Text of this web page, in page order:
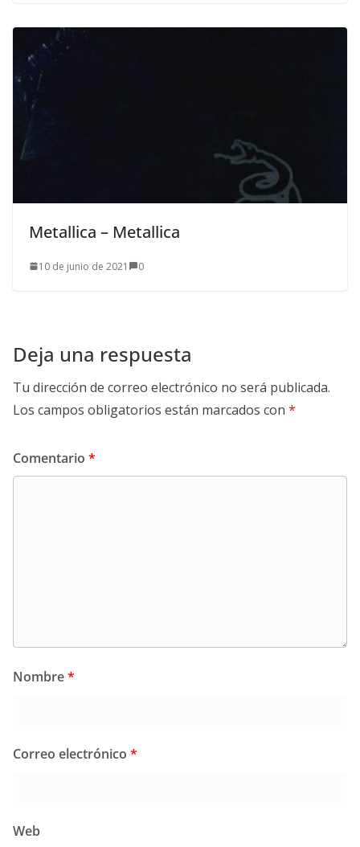
Metallica – Metallica
10 de junio de 2021 0
Deja una respuesta
Tu dirección de correo electrónico no será publicada.
Los campos obligatorios están marcados con *
Comentario *
Nombre*
Correo electrónico *
Web